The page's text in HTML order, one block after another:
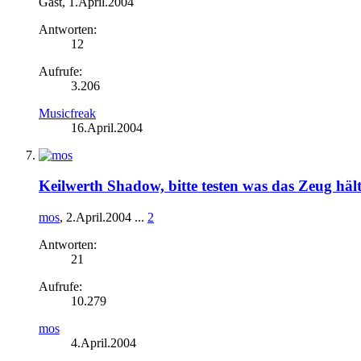
Antworten:
12
Aufrufe:
3.206
Musicfreak
16.April.2004
Keilwerth Shadow, bitte testen was das Zeug
mos, 2.April.2004 ... 2
Antworten:
21
Aufrufe:
10.279
mos
4.April.2004